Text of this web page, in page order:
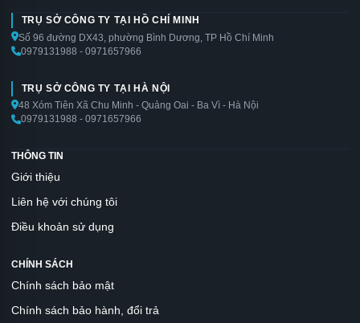
TRỤ SỞ CÔNG TY TẠI HỒ CHÍ MINH
Số 96 đường DX43, phường Bình Dương, TP Hồ Chí Minh
0979131988 - 0971657966
TRỤ SỞ CÔNG TY TẠI HÀ NỘI
48 Xóm Tiên Xã Chu Minh - Quảng Oai - Ba Vì - Hà Nội
0979131988 - 0971657966
THÔNG TIN
Giới thiệu
Liên hệ với chúng tôi
Điều khoản sử dụng
CHÍNH SÁCH
Chính sách bảo mật
Chính sách bảo hành, đổi trả